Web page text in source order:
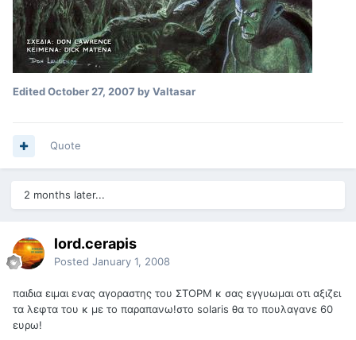
EditedOctober 27, 2007 by Valtasar
Quote
2 months later...
lord.cerapis
Posted January 1, 2008
παιδια ειμαι ενας αγοραστης του ΣΤΟΡΜ κ σας εγγυωμαι οτι αξιζει
τα λεφτα του κ με το παραπανω!στο solaris θα το πουλαγανε 60
ευρω!